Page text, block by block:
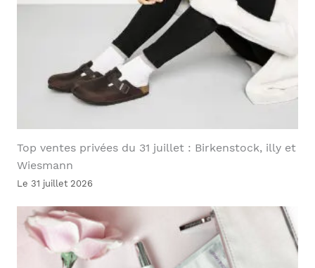
Top ventes privées du 31 juillet : Birkenstock, illy et
Wiesmann
Le 31 juillet 2026